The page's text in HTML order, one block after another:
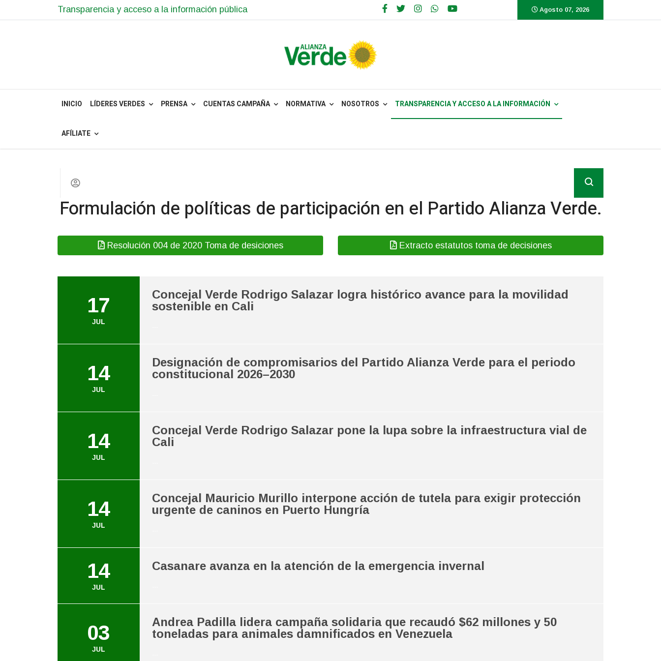
Transparencia y acceso a la información pública Agosto 07, 2026
INICIO LÍDERES VERDES PRENSA CUENTAS CAMPAÑA NORMATIVA NOSOTROS TRANSPARENCIA Y ACCESO A LA INFORMACIÓN
AFÍLIATE
Formulación de políticas de participación en el Partido Alianza Verde.
Resolución 004 de 2020 Toma de desiciones Extracto estatutos toma de decisiones
Boyacá avanza con resultados: rendición de cuentas reafirma compromiso
29
Formalizamos nuestra unión a la campaña presidencial de Iván Cepeda y
Aida Quilcué
28
JUL
protección animal?
...
17
JUL
Concejal Verde Rodrigo Salazar logra histórico avance para la movilidad
sostenible en Cali
14
JUL
Designación de compromisarios del Partido Alianza Verde para el periodo
constitucional 2026–2030
14
JUL
Concejal Verde Rodrigo Salazar pone la lupa sobre la infraestructura vial de
Cali
14
JUL
Concejal Mauricio Murillo interpone acción de tutela para exigir protección
urgente de caninos en Puerto Hungría
14
JUL
Casanare avanza en la atención de la emergencia invernal
03
JUL
Andrea Padilla lidera campaña solidaria que recaudó $62 millones y 50
toneladas para animales damnificados en Venezuela